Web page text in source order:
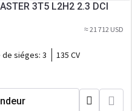
3T5 L2H2 2.3 DCI
≈ 21 712 USD
de siéges: 3
135 CV